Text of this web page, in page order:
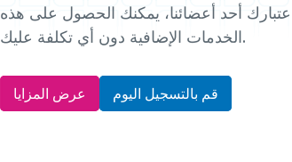
أحد أعضائنا، يمكنك الحصول على هذه
الخدمات الإضافية دون أي تكلفة عليك.
عرض المزايا قم بالتسجيل اليوم